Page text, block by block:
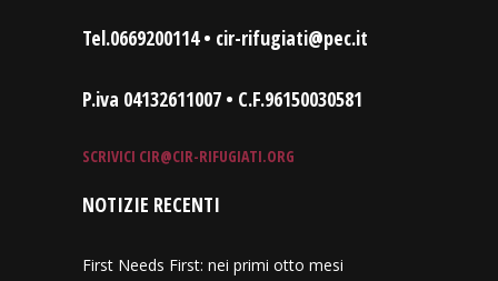
Tel.0669200114 • cir-rifugiati@pec.it
P.iva 04132611007 • C.F.96150030581
SCRIVICI CIR@CIR-RIFUGIATI.ORG
NOTIZIE RECENTI
First Needs First: nei primi otto mesi